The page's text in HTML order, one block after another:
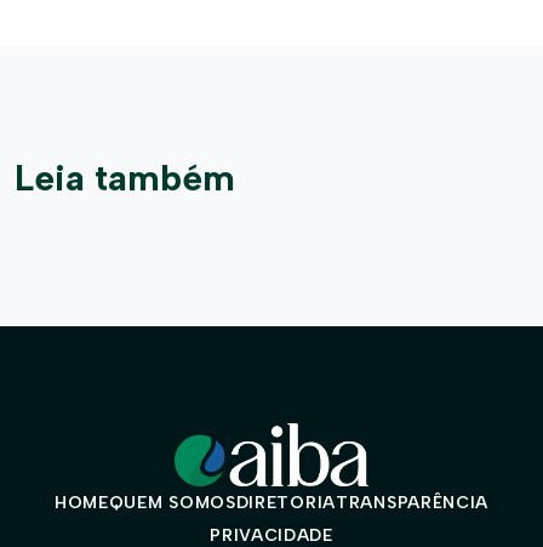
Leia também
HOMEQUEM SOMOSDIRETORIATRANSPARÊNCIA
PRIVACIDADE